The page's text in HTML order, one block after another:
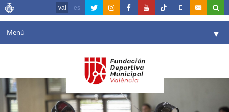
val es
Menú ▼
Agenda
Instal·lacions